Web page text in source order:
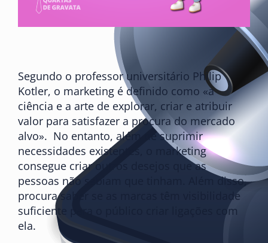
Segundo o professor universitário Philip
Kotler, o marketing é definido como «a
ciência e a arte de explorar, criar e atribuir
valor para satisfazer a procura do mercado
alvo». No entanto, além de suprimir
necessidades existentes, o marketing
consegue criar outros desejos que as
pessoas não sabiam que tinham. Além disso,
procura saber se as marcas têm visibilidade
suficiente para o público criar ligações com
ela.